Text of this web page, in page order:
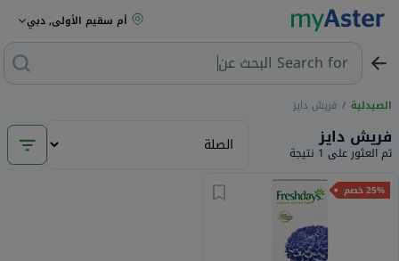
أم سقيم الأولى, دبي
Search for البحث عن م
الصيدلية / فريش دايز
فريش دايز
تم العثور على 1 نتيجة
25% خصم